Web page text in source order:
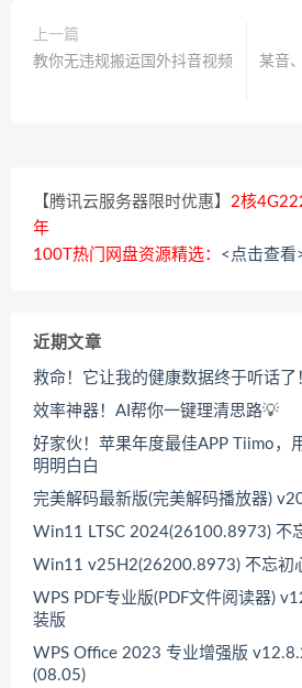
上一篇
教你无违规搬运国外抖音视频
某音
【腾讯云服务器限时优惠】 2核
年
100T热门网盘资源精选： <点击查看
近期文章
救命！它让我的健康数据终于听话了
效率神器！AI帮你一键理清思路💡
好家伙！苹果年度最佳APP Tiimo，
明明白白
完美解码最新版(完美解码播放器)
Win11 LTSC 2024(26100.8973) 不
Win11 v25H2(26200.8973) 不忘初
WPS PDF专业版(PDF文件阅读器)
装版
WPS Office 2023 专业增强版
(08.05)